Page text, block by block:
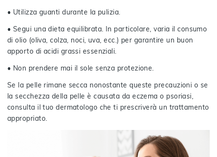
• Utilizza guanti durante la pulizia.
• Segui una dieta equilibrata. In particolare, varia il consumo
di olio (oliva, colza, noci, uva, ecc.) per garantire un buon
apporto di acidi grassi essenziali.
• Non prendere mai il sole senza protezione.
Se la pelle rimane secca nonostante queste precauzioni o se
la secchezza della pelle è causata da eczema o psoriasi,
consulta il tuo dermatologo che ti prescriverà un trattamento
appropriato.